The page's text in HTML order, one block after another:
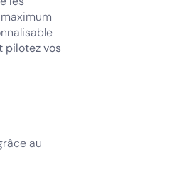
pilotez vos
au